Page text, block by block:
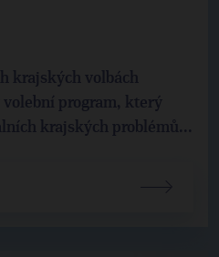
krajských volbách
program, který
krajských problémů...